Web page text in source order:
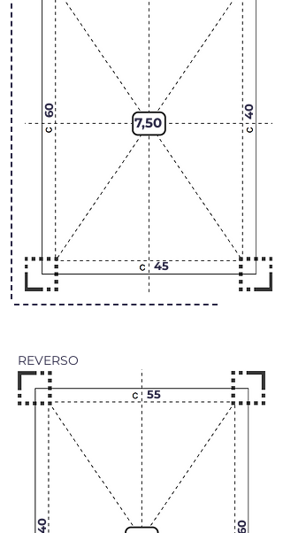
45
60 40
7,50
REVERSO
55
40 60